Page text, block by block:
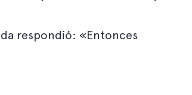
respondió: «Entonces